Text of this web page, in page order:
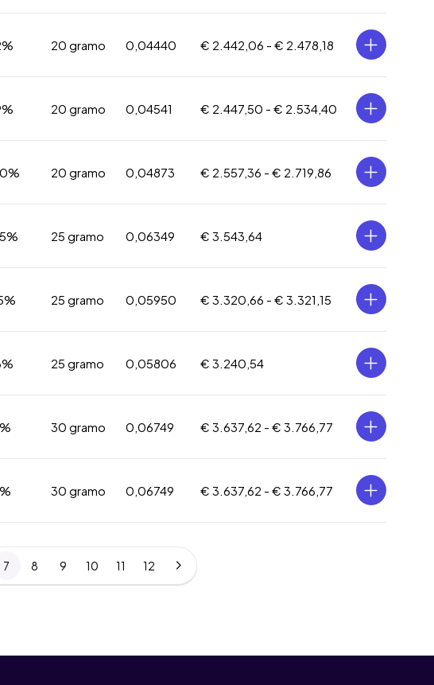
20 gramo 0,04440 € 2.442,06 - € 2.478,18
20 gramo 0,04541 € 2.447,50 - € 2.534,40
20 gramo 0,04873 € 2.557,36 - € 2.719,86
25 gramo 0,06349 € 3.543,64
25 gramo 0,05950 € 3.320,66 - € 3.321,15
25 gramo 0,05806 € 3.240,54
30 gramo 0,06749 € 3.637,62 - € 3.766,77
30 gramo 0,06749 € 3.637,62 - € 3.766,77
7 8 9 10 11 12